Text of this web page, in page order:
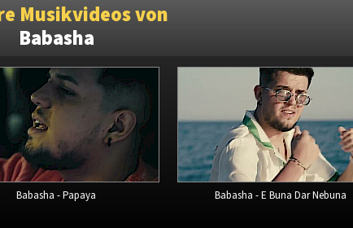
Musikvideos von
Babasha
Babasha - Papaya Babasha - E Buna Dar Nebuna